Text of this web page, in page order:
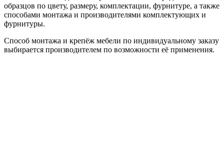
образцов по цвету, размеру, комплектации, фурнитуре, а также
способами монтажа и производителями комплектующих и
фурнитуры.
Способ монтажа и крепёж мебели по индивидуальному заказу
выбирается производителем по возможности её применения.